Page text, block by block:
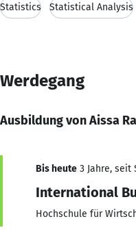
Statistics Statistical Analysis
Werdegang
Ausbildung von Aissa
Bis heute 3 Jahre, seit
International
Hochschule für